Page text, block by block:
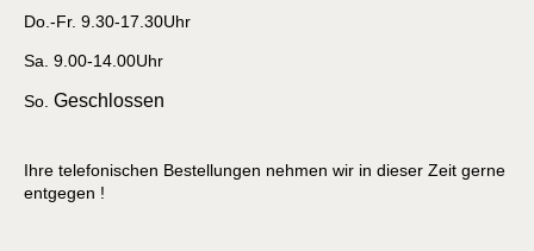
Do.-Fr. 9.30-17.30Uhr
Sa. 9.00-14.00Uhr
So. Geschlossen
Ihre telefonischen Bestellungen nehmen wir in dieser Zeit gerne
entgegen !